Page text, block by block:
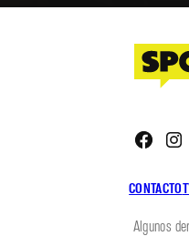
CONTACTO
Algunos